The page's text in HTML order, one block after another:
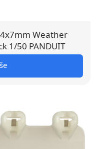
Weather
1/50 PANDUIT